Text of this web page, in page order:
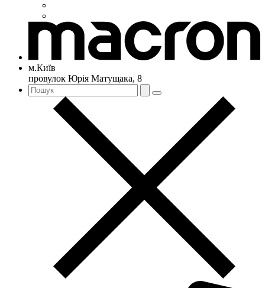
м.Київ
провулок Юрія Матущака, 8